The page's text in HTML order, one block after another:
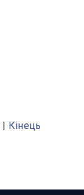
| Кінець